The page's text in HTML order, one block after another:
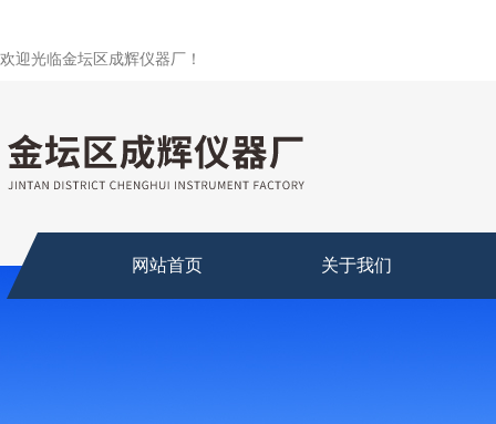
欢迎光临金坛区成辉仪器厂！
网站首页 关于我们